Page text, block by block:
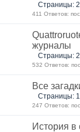
Страницы:
411 Ответов:
журналы
Страницы:
532 Ответов:
Все
Страницы:
247 Ответов:
История в